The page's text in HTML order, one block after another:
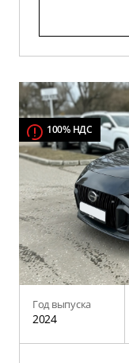
100% НДС
Год выпуска
2024